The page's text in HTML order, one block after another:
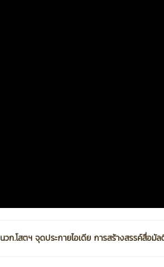
นวก.โสตฯ จุดประกายไอเดีย การสร้างสรรค์สื่อมัล